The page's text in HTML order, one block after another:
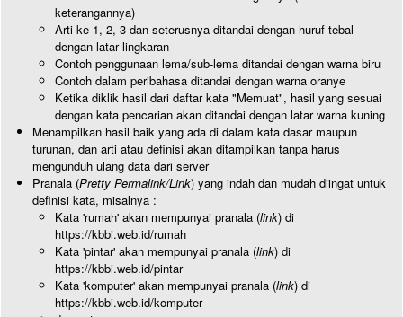
keterangannya)
Arti ke-1, 2, 3 dan seterusnya ditandai dengan huruf tebal
dengan latar lingkaran
Contoh penggunaan lema/sub-lema ditandai dengan warna biru
Contoh dalam peribahasa ditandai dengan warna oranye
Ketika diklik hasil dari daftar kata "Memuat", hasil yang sesuai
dengan kata pencarian akan ditandai dengan latar warna kuning
Menampilkan hasil baik yang ada di dalam kata dasar maupun
turunan, dan arti atau definisi akan ditampilkan tanpa harus
mengunduh ulang data dari server
Pranala (Pretty Permalink/Link) yang indah dan mudah diingat untuk
definisi kata, misalnya :
Kata 'rumah' akan mempunyai pranala (link) di
https://kbbi.web.id/rumah
Kata 'pintar' akan mempunyai pranala (link) di
https://kbbi.web.id/pintar
Kata 'komputer' akan mempunyai pranala (link) di
https://kbbi.web.id/komputer